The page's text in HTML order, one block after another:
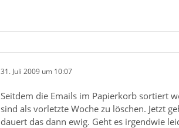
31. Juli 2009 um 10:07
Seitdem die Emails im Papierkorb sortiert
sind als vorletzte Woche zu löschen. Jetzt
dauert das dann ewig. Geht es irgendwie